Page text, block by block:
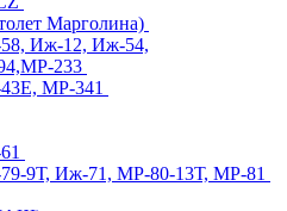
Марголина)
Иж-12, Иж-54,
233
МР-341
9Т, Иж-71, МР-80-13Т, МР-81